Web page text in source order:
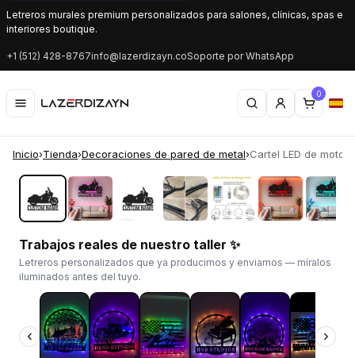
Letreros murales premium personalizados para salones, clínicas, spas e
interiores boutique.
+1 (512) 428-8767info@lazerdizayn.coSoporte por WhatsApp
0
Inicio›Tienda›Decoraciones de pared de metal›Cartel LED de
‹ ›
Trabajos reales de nuestro taller ✨
Letreros personalizados que ya producimos y enviamos — míralos
iluminados antes del tuyo.
‹ ›